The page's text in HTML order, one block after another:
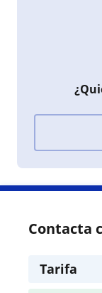
Contacta
Tarifa